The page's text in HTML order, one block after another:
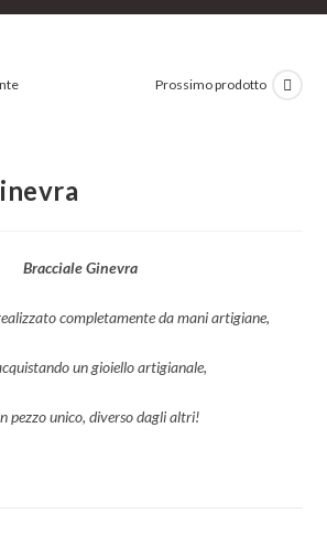
Prossimo prodotto
Bracciale Ginevra
completamente da mani artigiane,
un gioiello artigianale,
pezzo unico, diverso dagli altri!